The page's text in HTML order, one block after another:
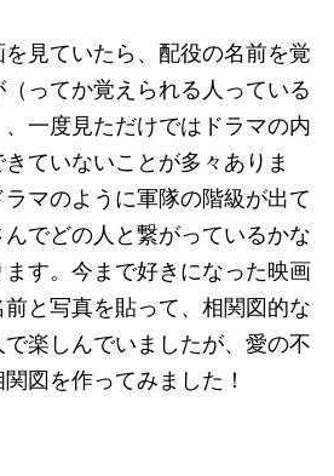
見ていたら、配役の名前を覚
ってか覚えられる人っている
一度見ただけではドラマの内
ていないことが多々ありま
マのように軍隊の階級が出て
でどの人と繋がっているかな
す。今まで好きになった映画
と写真を貼って、相関図的な
楽しんでいましたが、愛の不
図を作ってみました！